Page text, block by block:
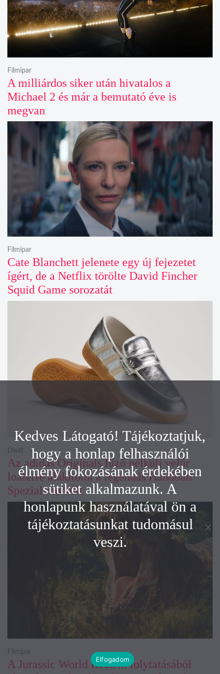
A milliárdos siker után hivatalos a
Michael 2 és már a bemutató éve is
megvan
Filmipar
Cate Blanchett jelenete egy új fejezetet
ígért, de a Netflix törölte David Fincher
Squid Game sorozatát
Filmipar
Az adidas Originals fűző nélküli velúr
loaferré alakította a legendás Handball
Spezial modellt
Divat
A Jurassic World Rebirth folytatásából
Filmipar
Kedves Látogató! Tájékoztatjuk,
hogy a honlap felhasználói
élmény fokozásának érdekében
sütiket alkalmazunk. A
honlapunk használatával ön a
tájékoztatásunkat tudomásul
veszi.
Elfogadom